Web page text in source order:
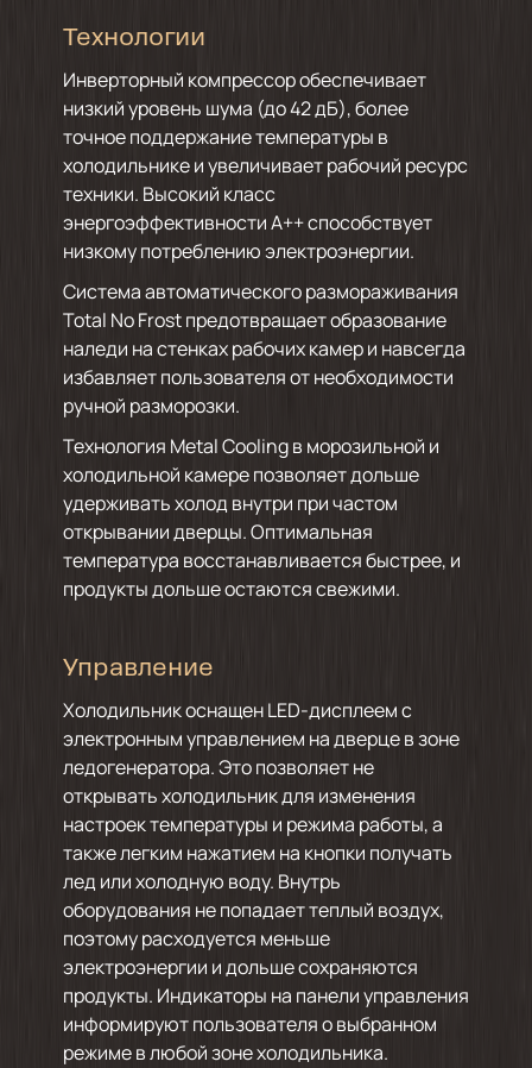
Технологии
Инверторный компрессор обеспечивает
низкий уровень шума (до 42 дБ), более
точное поддержание температуры в
холодильнике и увеличивает рабочий ресурс
техники. Высокий класс
энергоэффективности А++ способствует
низкому потреблению электроэнергии.
Система автоматического размораживания
Total No Frost предотвращает образование
наледи на стенках рабочих камер и навсегда
избавляет пользователя от необходимости
ручной разморозки.
Технология Metal Cooling в морозильной и
холодильной камере позволяет дольше
удерживать холод внутри при частом
открывании дверцы. Оптимальная
температура восстанавливается быстрее, и
продукты дольше остаются свежими.
Управление
Холодильник оснащен LED-дисплеем с
электронным управлением на дверце в зоне
ледогенератора. Это позволяет не
открывать холодильник для изменения
настроек температуры и режима работы, а
также легким нажатием на кнопки получать
лед или холодную воду. Внутрь
оборудования не попадает теплый воздух,
поэтому расходуется меньше
электроэнергии и дольше сохраняются
продукты. Индикаторы на панели управления
информируют пользователя о выбранном
режиме в любой зоне холодильника.